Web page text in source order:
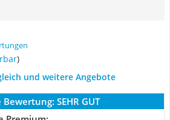
)
und weitere Angebote
Bewertung: SEHR GUT